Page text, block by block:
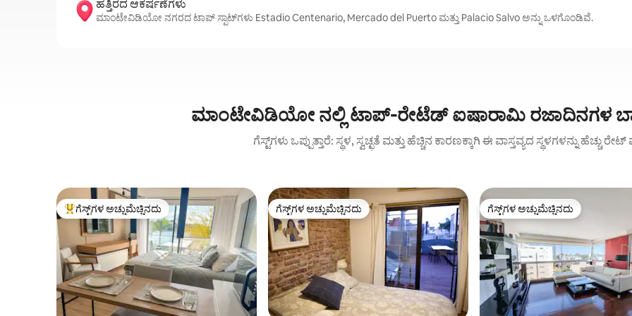
ಹತ್ತಿರದ ಆಕರ್ಷಣೆಗಳು
ಮಾಂಟೇವಿಡಿಯೋ ನಗರದ ಟಾಪ್ ಸ್ಪಾಟ್‌ಗಳು Estadio Centenario, Mercado del Puerto ಮತ್ತು Palacio Salvo ಅನ್ನು ಒಳಗೊಂಡಿವೆ.
ಮಾಂಟೇವಿಡಿಯೋ ನಲ್ಲಿ ಟಾಪ್-ರೇಟೆಡ್ ಐಷಾರಾಮಿ ರಜಾದಿನಗಳ
ಗೆಸ್ಟ್‌ಗಳು ಒಪ್ಪುತ್ತಾರೆ: ಸ್ಥಳ, ಸ್ವಚ್ಛತೆ ಮತ್ತು ಹೆಚ್ಚಿನ ಕಾರಣಕ್ಕಾಗಿ ಈ ವಾಸ್ತವ್ಯದ ಸ್ಥಳಗಳನ್ನು ಹೆಚ್ಚು
ಗೆಸ್ಟ್‌ಗಳಿಗೆ ಅತಿ ಹೆಚ್ಚು ಅಚ್ಚುಮೆಚ್ಚಿನದು
ಗೆಸ್ಟ್‌ಗಳ ಅಚ್ಚುಮೆಚ್ಚಿನದು ಗೆಸ್ಟ್‌ಗಳ ಅಚ್ಚುಮೆಚ್ಚಿನದು
ಗೆಸ್ಟ್‌ಗಳ ಅಚ್ಚುಮೆಚ್ಚಿನದು ಗೆಸ್ಟ್‌ಗಳ ಅಚ್ಚುಮೆಚ್ಚಿನದು
ಗೆಸ್ಟ್‌ಗಳ ಅಚ್ಚುಮೆಚ್ಚಿನದು